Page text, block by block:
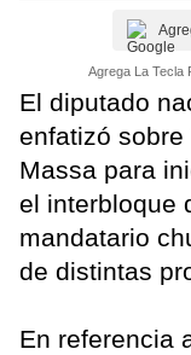
Agrega La Tecla
El diputado
enfatizó sobre
Massa para
el interbloque
mandatario
de distintas
En referencia